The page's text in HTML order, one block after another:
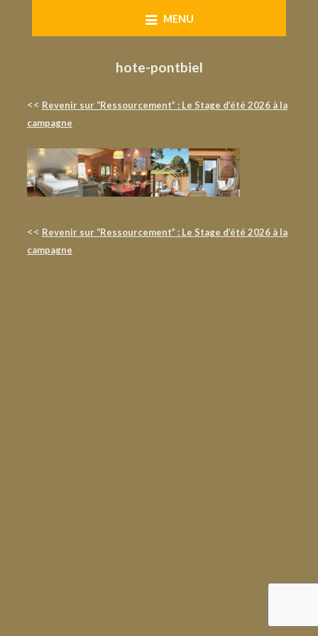
to
MENU
hote-pontbiel
<< Revenir sur “Ressourcement” : Le Stage d’été 2026 à la
campagne
<< Revenir sur “Ressourcement” : Le Stage d’été 2026 à la
campagne